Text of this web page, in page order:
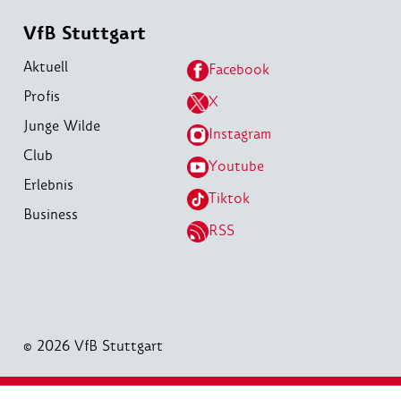
VfB Stuttgart
Aktuell
Profis
Junge Wilde
Club
Erlebnis
Business
Facebook
X
Instagram
Youtube
Tiktok
RSS
© 2026 VfB Stuttgart